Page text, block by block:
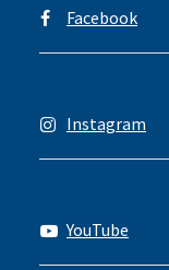
Facebook
Instagram
YouTube